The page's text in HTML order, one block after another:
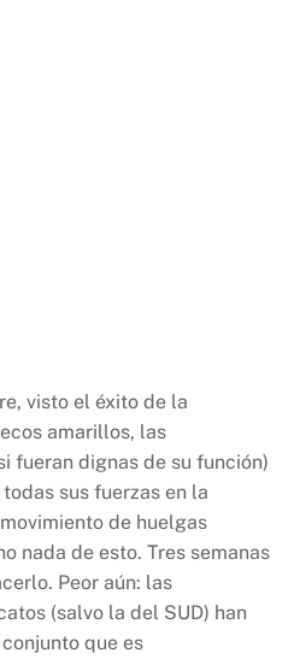
visto el éxito de la
amarillos, las
fueran dignas de su función)
sus fuerzas en la
de huelgas
nada de esto. Tres semanas
Peor aún: las
(salvo la del SUD) han
que es